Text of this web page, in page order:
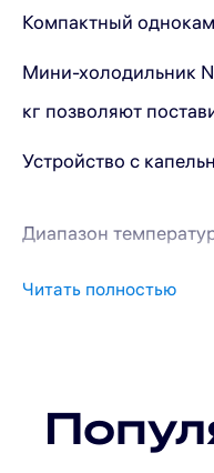
Компактный
Мини-холодильник
кг позволяют
Устройство с
Диапазон
2 полки из
Читать полностью